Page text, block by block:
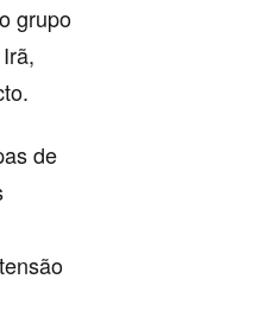
grupo
de